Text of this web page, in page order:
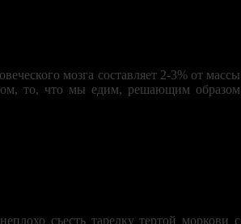
мозга составляет 2-3% от массы
то, что мы едим, решающим образом
съесть тарелку тертой моркови с